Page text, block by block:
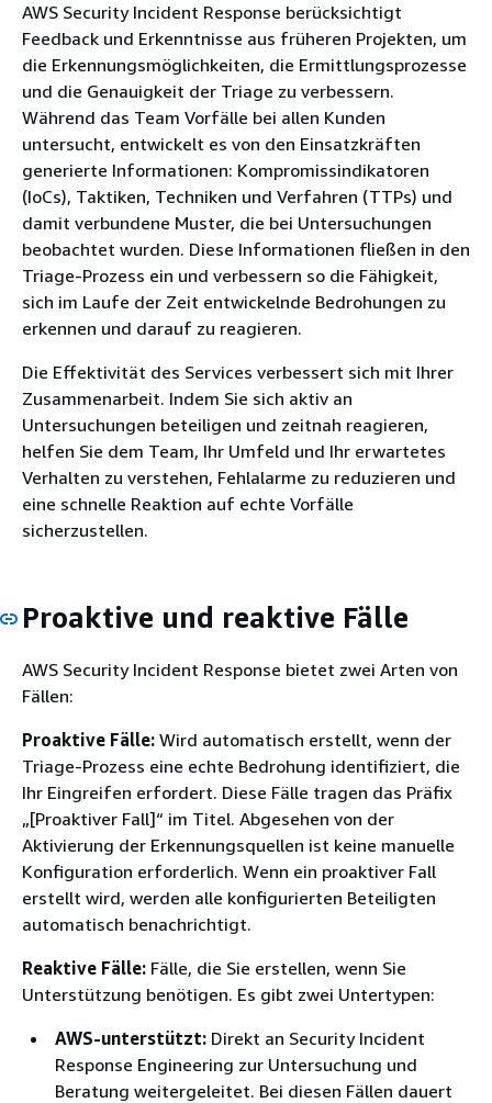
AWS Security Incident Response berücksichtigt
Feedback und Erkenntnisse aus früheren Projekten, um
die Erkennungsmöglichkeiten, die Ermittlungsprozesse
und die Genauigkeit der Triage zu verbessern.
Während das Team Vorfälle bei allen Kunden
untersucht, entwickelt es von den Einsatzkräften
generierte Informationen: Kompromissindikatoren
(IoCs), Taktiken, Techniken und Verfahren (TTPs) und
damit verbundene Muster, die bei Untersuchungen
beobachtet wurden. Diese Informationen fließen in den
Triage-Prozess ein und verbessern so die Fähigkeit,
sich im Laufe der Zeit entwickelnde Bedrohungen zu
erkennen und darauf zu reagieren.
Die Effektivität des Services verbessert sich mit Ihrer
Zusammenarbeit. Indem Sie sich aktiv an
Untersuchungen beteiligen und zeitnah reagieren,
helfen Sie dem Team, Ihr Umfeld und Ihr erwartetes
Verhalten zu verstehen, Fehlalarme zu reduzieren und
eine schnelle Reaktion auf echte Vorfälle
sicherzustellen.
Proaktive und reaktive Fälle
AWS Security Incident Response bietet zwei Arten von
Fällen:
Proaktive Fälle: Wird automatisch erstellt, wenn der
Triage-Prozess eine echte Bedrohung identifiziert, die
Ihr Eingreifen erfordert. Diese Fälle tragen das Präfix
„[Proaktiver Fall]“ im Titel. Abgesehen von der
Aktivierung der Erkennungsquellen ist keine manuelle
Konfiguration erforderlich. Wenn ein proaktiver Fall
erstellt wird, werden alle konfigurierten Beteiligten
automatisch benachrichtigt.
Reaktive Fälle: Fälle, die Sie erstellen, wenn Sie
Unterstützung benötigen. Es gibt zwei Untertypen:
AWS-unterstützt: Direkt an Security Incident
Response Engineering zur Untersuchung und
Beratung weitergeleitet. Bei diesen Fällen dauert